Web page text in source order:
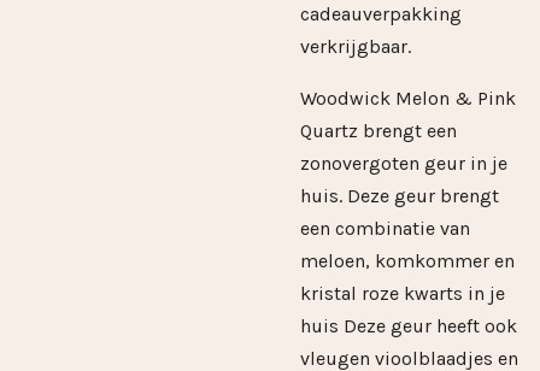
cadeauverpakking
verkrijgbaar.
Woodwick Melon & Pink
Quartz brengt een
zonovergoten geur in je
huis. Deze geur brengt
een combinatie van
meloen, komkommer en
kristal roze kwarts in je
huis Deze geur heeft ook
vleugen vioolblaadjes en